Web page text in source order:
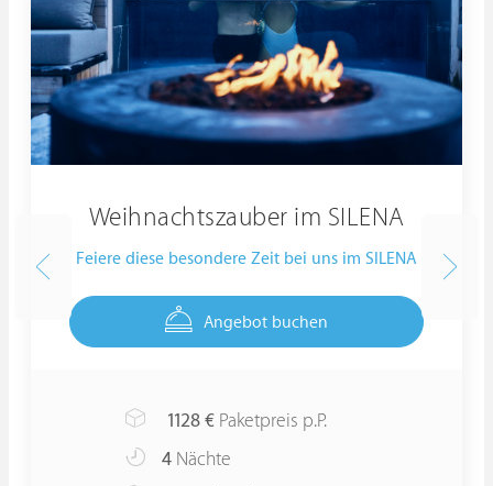
Weihnachtszauber im SILENA
Feiere diese besondere Zeit bei uns im SILENA
Angebot buchen
1128 € Paketpreis p.P.
4 Nächte